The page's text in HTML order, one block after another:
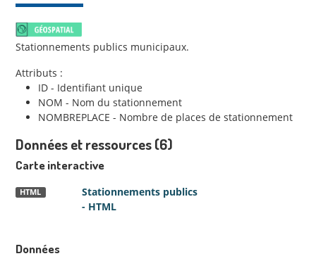
Stationnements publics municipaux.
Attributs :
ID - Identifiant unique
NOM - Nom du stationnement
NOMBREPLACE - Nombre de places de stationnement
Données et ressources (6)
Carte interactive
Stationnements publics
- HTML
HTML
Données